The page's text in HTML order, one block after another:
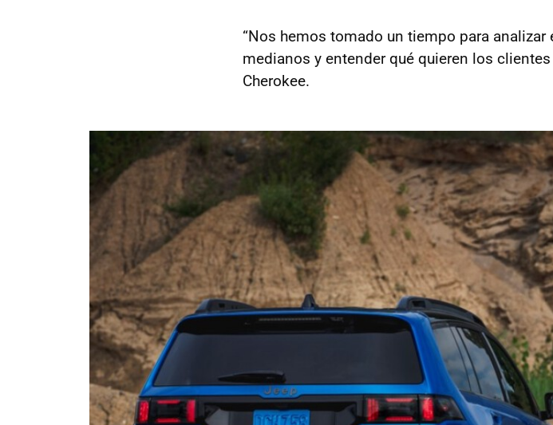
“Nos hemos tomado un tiempo para analizar
medianos y entender qué quieren los
Cherokee.